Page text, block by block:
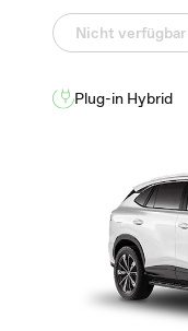
Nicht verfügbar
Plug-in Hybrid